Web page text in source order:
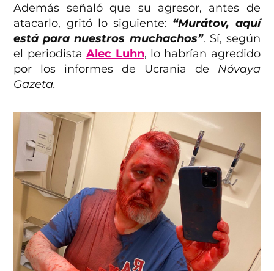
Además señaló que su agresor, antes de
atacarlo, gritó lo siguiente: “Murátov, aquí
está para nuestros muchachos”. Sí, según
el periodistaAlec Luhn, lo habrían agredido
por los informes de Ucrania de Nóvaya
Gazeta.